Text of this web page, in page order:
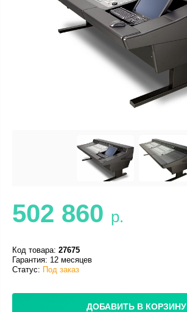
502 860 р.
Код товара: 27675
Гарантия: 12 месяцев
Статус: Под заказ
ДОБАВИТЬ В КОРЗИНУ